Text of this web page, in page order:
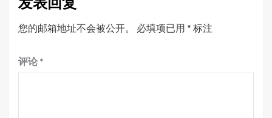
您的邮箱地址不会被公开。 必填项已用 * 标注
评论 *